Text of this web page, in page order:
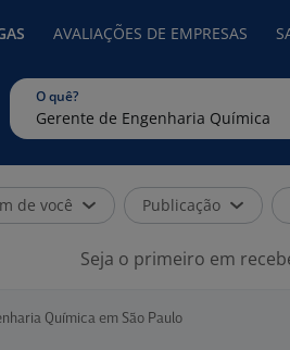
AVALIAÇÕES DE EMPRESAS
O quê?
de você Publicação
Seja o primeiro em
Química em São Paulo